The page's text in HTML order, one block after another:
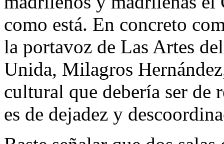
como está. En concreto
la portavoz de Las Artes
Unida, Milagros
cultural que debería ser de
es de dejadez y